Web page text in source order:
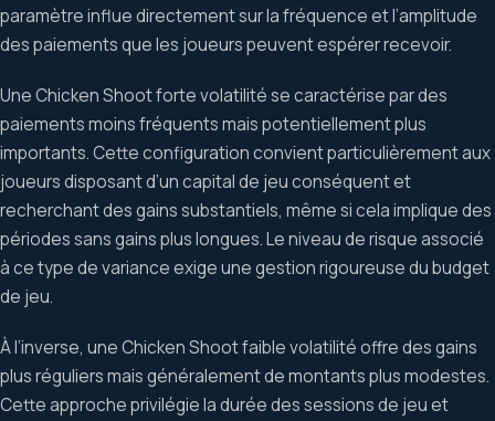
paramètre influe directement sur la fréquence et l’amplitude
des paiements que les joueurs peuvent espérer recevoir.
Une Chicken Shoot forte volatilité se caractérise par des
paiements moins fréquents mais potentiellement plus
importants. Cette configuration convient particulièrement aux
joueurs disposant d’un capital de jeu conséquent et
recherchant des gains substantiels, même si cela implique des
périodes sans gains plus longues. Le niveau de risque associé
à ce type de variance exige une gestion rigoureuse du budget
de jeu.
À l’inverse, une Chicken Shoot faible volatilité offre des gains
plus réguliers mais généralement de montants plus modestes.
Cette approche privilégie la durée des sessions de jeu et